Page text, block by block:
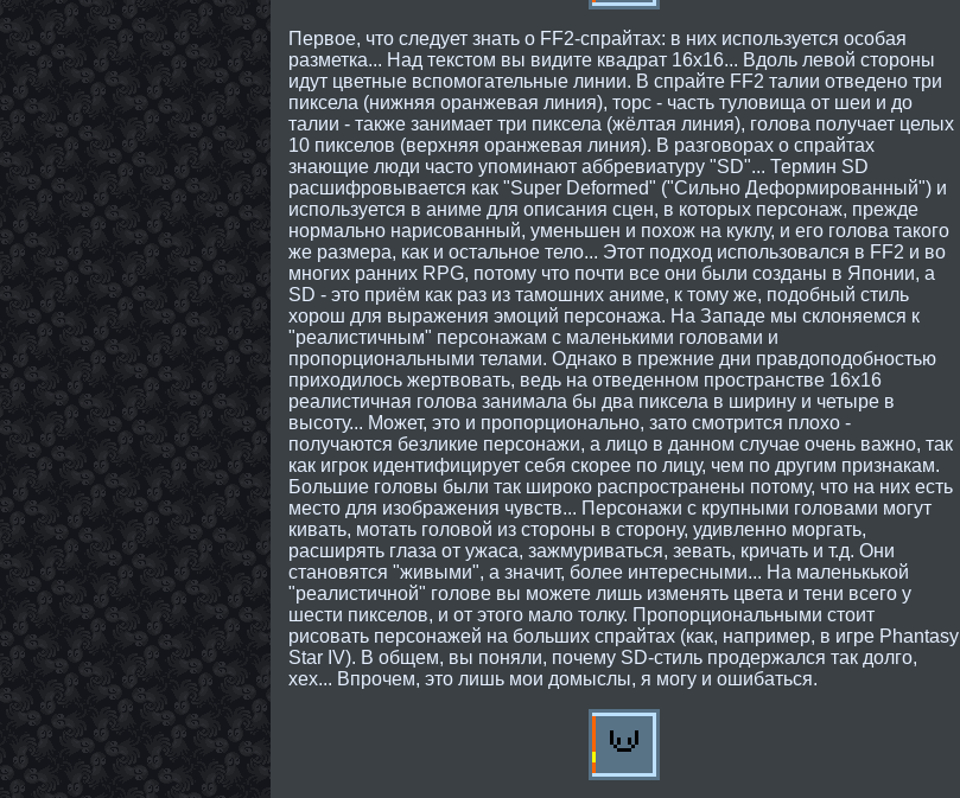
Первое, что следует знать о FF2-спрайтах: в них используется особая
разметка... Над текстом вы видите квадрат 16х16... Вдоль левой стороны
идут цветные вспомогательные линии. В спрайте FF2 талии отведено три
пиксела (нижняя оранжевая линия), торс - часть туловища от шеи и до
талии - также занимает три пиксела (жёлтая линия), голова получает целых
10 пикселов (верхняя оранжевая линия). В разговорах о спрайтах
знающие люди часто упоминают аббревиатуру "SD"... Термин SD
расшифровывается как "Super Deformed" ("Сильно Деформированный") и
используется в аниме для описания сцен, в которых персонаж, прежде
нормально нарисованный, уменьшен и похож на куклу, и его голова такого
же размера, как и остальное тело... Этот подход использовался в FF2 и во
многих ранних RPG, потому что почти все они были созданы в Японии, а
SD - это приём как раз из тамошних аниме, к тому же, подобный стиль
хорош для выражения эмоций персонажа. На Западе мы склоняемся к
"реалистичным" персонажам с маленькими головами и
пропорциональными телами. Однако в прежние дни правдоподобностью
приходилось жертвовать, ведь на отведенном пространстве 16х16
реалистичная голова занимала бы два пиксела в ширину и четыре в
высоту... Может, это и пропорционально, зато смотрится плохо -
получаются безликие персонажи, а лицо в данном случае очень важно, так
как игрок идентифицирует себя скорее по лицу, чем по другим признакам.
Большие головы были так широко распространены потому, что на них есть
место для изображения чувств... Персонажи с крупными головами могут
кивать, мотать головой из стороны в сторону, удивленно моргать,
расширять глаза от ужаса, зажмуриваться, зевать, кричать и т.д. Они
становятся "живыми", а значит, более интересными... На маленькькой
"реалистичной" голове вы можете лишь изменять цвета и тени всего у
шести пикселов, и от этого мало толку. Пропорциональными стоит
рисовать персонажей на больших спрайтах (как, например, в игре Phantasy
Star IV). В общем, вы поняли, почему SD-стиль продержался так долго,
хех... Впрочем, это лишь мои домыслы, я могу и ошибаться.